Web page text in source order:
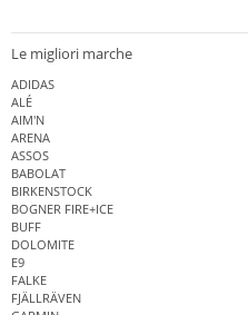
Le migliori marche
ADIDAS
ALÉ
AIM'N
ARENA
ASSOS
BABOLAT
BIRKENSTOCK
BOGNER FIRE+ICE
BUFF
DOLOMITE
E9
FALKE
FJÄLLRÄVEN